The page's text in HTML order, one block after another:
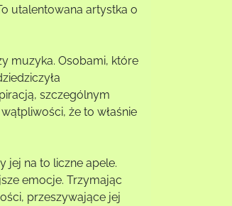
utalentowana artystka o
muzyka. Osobami, które
szczególnym
że to właśnie
jej na to liczne apele.
emocje. Trzymając
przeszywające jej